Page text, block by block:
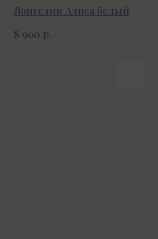
Лонгслив Алиса белый
8 900 р.